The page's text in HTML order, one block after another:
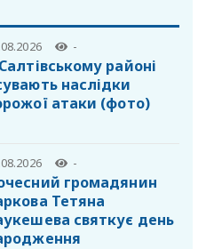
-
районі
наслідки
атаки (фото)
-
громадянин
Тетяна
святкує день